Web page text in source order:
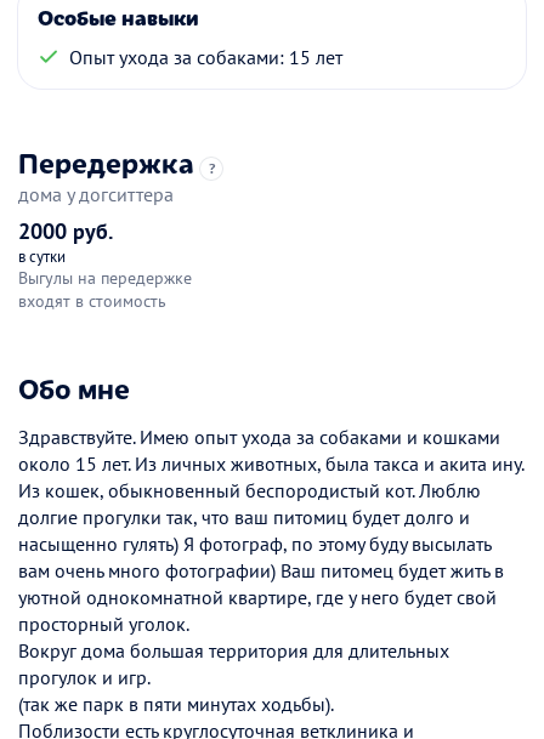
Особые навыки
Опыт ухода за собаками: 15 лет
Передержка ?
дома у догситтера
2000 руб.
в сутки
Выгулы на передержке
входят в стоимость
Обо мне
Здравствуйте. Имею опыт ухода за собаками и кошками
около 15 лет. Из личных животных, была такса и акита ину.
Из кошек, обыкновенный беспородистый кот. Люблю
долгие прогулки так, что ваш питомиц будет долго и
насыщенно гулять) Я фотограф, по этому буду высылать
вам очень много фотографии) Ваш питомец будет жить в
уютной однокомнатной квартире, где у него будет свой
просторный уголок.
Вокруг дома большая территория для длительных
прогулок и игр.
(так же парк в пяти минутах ходьбы).
Поблизости есть круглосуточная ветклиника и